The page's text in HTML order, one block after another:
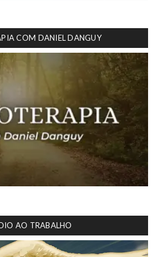
COM DANIEL DANGUY
AO TRABALHO